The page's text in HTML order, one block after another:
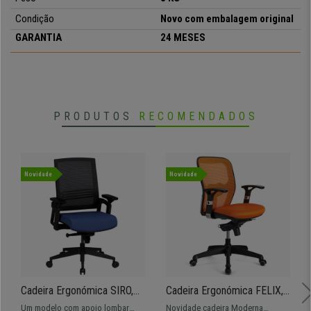
Condição
Novo com embalagem original
GARANTIA
24 MESES
PRODUTOS RECOMENDADOS
Novidade
Cadeira Ergonómica SIRO,
Apoio Lombar, Em Malha
Um modelo com apoio lombar
Novidade
Cadeira Ergonómica FELIX,
Suporte Lombar Ajustável,
Novidade cadeira Moderna